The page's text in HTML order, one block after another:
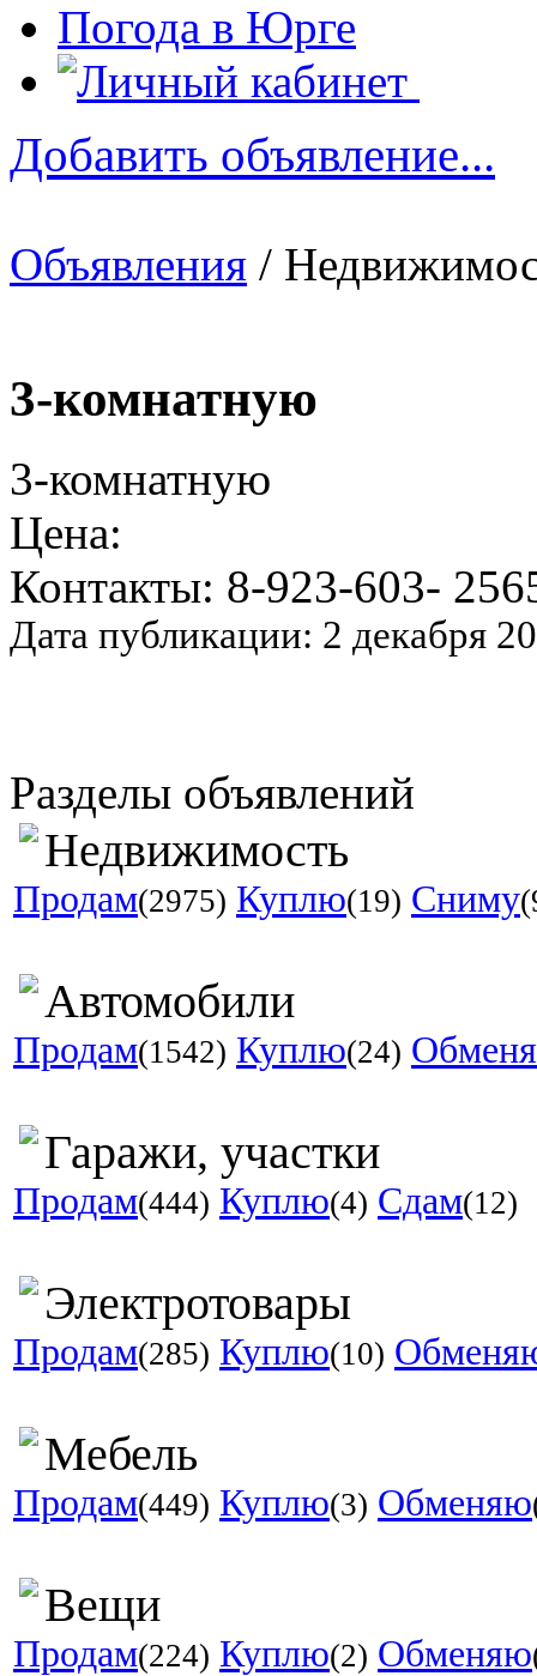
Погода в Юрге
Добавить объявление...
Объявления /
3-комнатную
3-комнатную
Цена:
Контакты: 8-923-603-
Дата публикации: 2 декабря
Разделы объявлений
Недвижимость
Продам(2975) Куплю(19) Сниму
Автомобили
Продам(1542) Куплю(24)
Гаражи, участки
Продам(444) Куплю(4) Сдам(12)
Электротовары
Продам(285) Куплю(10)
Мебель
Продам(449) Куплю(3) Обменяю
Вещи
Продам(224) Куплю(2) Обменяю